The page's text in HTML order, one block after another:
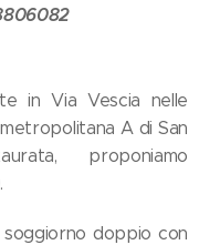
in Via Vescia nelle
A di San
proponiamo
soggiorno doppio con